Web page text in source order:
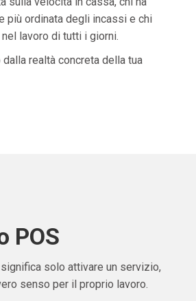
più ordinata degli incassi e chi
lavoro di tutti i giorni.
realtà concreta della tua
POS
solo attivare un servizio,
senso per il proprio lavoro.